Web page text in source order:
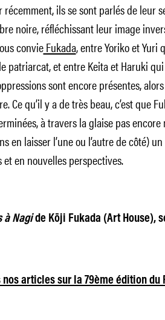
récemment, ils se sont parlés de leur
noire, réfléchissant leur image
convieFukada, entre Yoriko et Yuri
patriarcat, et entre Keita et Haruki
sont encore présentes,
Ce qu’il y a de très beau, c’est que
à travers la glaise pas encore
en laisser l’une ou l’autre de côté)
en nouvelles perspectives.
à Nagide Kōji Fukada (Art House),
nos articles sur la 79ème édition du